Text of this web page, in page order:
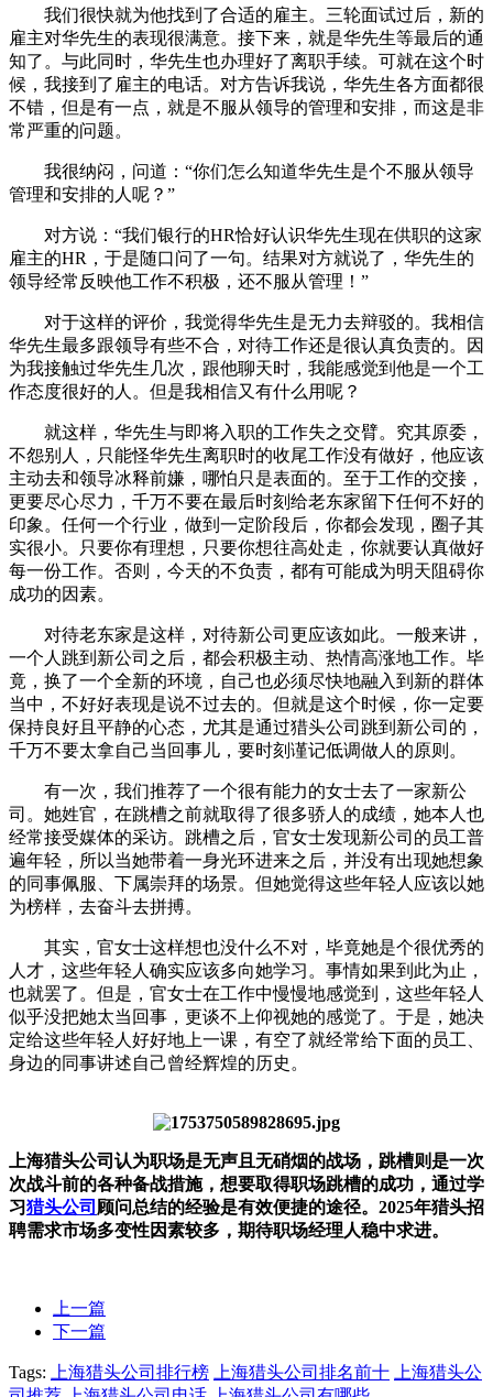
我们很快就为他找到了合适的雇主。三轮面试过后，新的
雇主对华先生的表现很满意。接下来，就是华先生等最后的通
知了。与此同时，华先生也办理好了离职手续。可就在这个时
候，我接到了雇主的电话。对方告诉我说，华先生各方面都很
不错，但是有一点，就是不服从领导的管理和安排，而这是非
常严重的问题。
我很纳闷，问道：“你们怎么知道华先生是个不服从领导
管理和安排的人呢？”
对方说：“我们银行的HR恰好认识华先生现在供职的这家
雇主的HR，于是随口问了一句。结果对方就说了，华先生的
领导经常反映他工作不积极，还不服从管理！”
对于这样的评价，我觉得华先生是无力去辩驳的。我相信
华先生最多跟领导有些不合，对待工作还是很认真负责的。因
为我接触过华先生几次，跟他聊天时，我能感觉到他是一个工
作态度很好的人。但是我相信又有什么用呢？
就这样，华先生与即将入职的工作失之交臂。究其原委，
不怨别人，只能怪华先生离职时的收尾工作没有做好，他应该
主动去和领导冰释前嫌，哪怕只是表面的。至于工作的交接，
更要尽心尽力，千万不要在最后时刻给老东家留下任何不好的
印象。任何一个行业，做到一定阶段后，你都会发现，圈子其
实很小。只要你有理想，只要你想往高处走，你就要认真做好
每一份工作。否则，今天的不负责，都有可能成为明天阻碍你
成功的因素。
对待老东家是这样，对待新公司更应该如此。一般来讲，
一个人跳到新公司之后，都会积极主动、热情高涨地工作。毕
竟，换了一个全新的环境，自己也必须尽快地融入到新的群体
当中，不好好表现是说不过去的。但就是这个时候，你一定要
保持良好且平静的心态，尤其是通过猎头公司跳到新公司的，
千万不要太拿自己当回事儿，要时刻谨记低调做人的原则。
有一次，我们推荐了一个很有能力的女士去了一家新公
司。她姓官，在跳槽之前就取得了很多骄人的成绩，她本人也
经常接受媒体的采访。跳槽之后，官女士发现新公司的员工普
遍年轻，所以当她带着一身光环进来之后，并没有出现她想象
的同事佩服、下属崇拜的场景。但她觉得这些年轻人应该以她
为榜样，去奋斗去拼搏。
其实，官女士这样想也没什么不对，毕竟她是个很优秀的
人才，这些年轻人确实应该多向她学习。事情如果到此为止，
也就罢了。但是，官女士在工作中慢慢地感觉到，这些年轻人
似乎没把她太当回事，更谈不上仰视她的感觉了。于是，她决
定给这些年轻人好好地上一课，有空了就经常给下面的员工、
身边的同事讲述自己曾经辉煌的历史。
上海猎头公司认为职场是无声且无硝烟的战场，跳槽则是一次
次战斗前的各种备战措施，想要取得职场跳槽的成功，通过学
习猎头公司 顾问总结的经验是有效便捷的途径。2025年猎头招
聘需求市场多变性因素较多，期待职场经理人稳中求进。
上一篇
下一篇
Tags: 上海猎头公司排行榜 上海猎头公司排名前十
上海猎头公